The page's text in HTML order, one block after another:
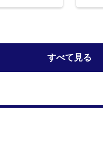
すべて見る